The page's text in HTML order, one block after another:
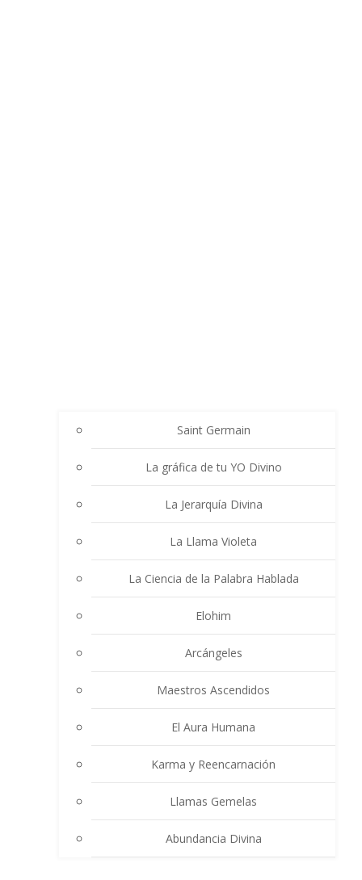
Saint Germain
La gráfica de tu YO Divino
La Jerarquía Divina
La Llama Violeta
La Ciencia de la Palabra Hablada
Elohim
Arcángeles
Maestros Ascendidos
El Aura Humana
Karma y Reencarnación
Llamas Gemelas
Abundancia Divina